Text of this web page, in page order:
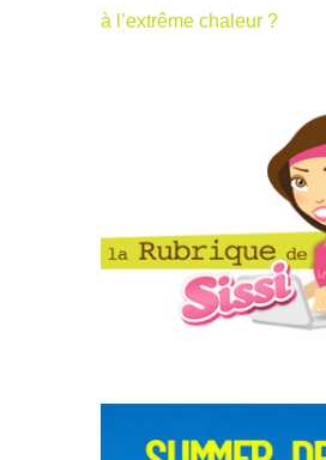
à l’extrême chaleur ?